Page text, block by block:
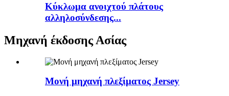
Κύκλωμα ανοιχτού πλάτους
αλληλοσύνδεσης...
Μηχανή έκδοσης Ασίας
Μονή μηχανή πλεξίματος Jersey